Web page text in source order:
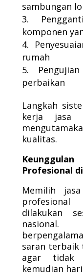
sambungan
komponen
rumah
perbaikan
Langkah
kerja jasa
kualitas.
Profesional
Memilih
profesional
dilakukan
saran terbaik
agar tidak
kemudian